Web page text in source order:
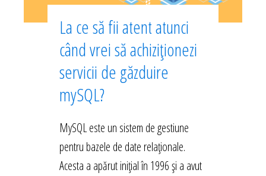
La ce să fii atent atunci
când vrei să achiziționezi
servicii de găzduire
mySQL?
MySQL este un sistem de gestiune
pentru bazele de date relaționale.
Acesta a apărut inițial în 1996 și a avut